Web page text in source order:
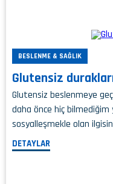
BESLENME & SAĞLIK
Glutensiz
Glutensiz beslenmeye
daha önce hiç bilmediğim
sosyalleşmekle olan
DETAYLAR